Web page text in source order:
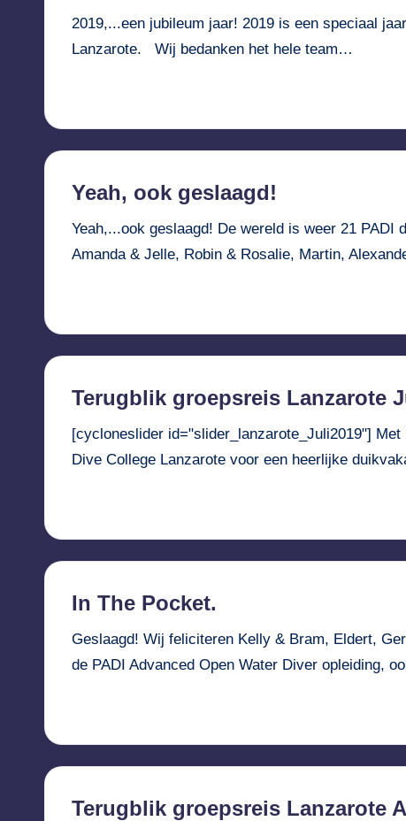
2019,...een jubileum jaar! 2019 is een speciaal
Lanzarote. Wij bedanken het hele team…
Yeah, ook geslaagd!
Yeah,...ook geslaagd! De wereld is weer 21
Amanda & Jelle, Robin & Rosalie, Martin,
Terugblik groepsreis Lanzarote
[cycloneslider id="slider_lanzarote_Juli2019"]
Dive College Lanzarote voor een heerlijke
In The Pocket.
Geslaagd! Wij feliciteren Kelly & Bram, Eldert,
de PADI Advanced Open Water Diver opleiding,
Terugblik groepsreis Lanzarote